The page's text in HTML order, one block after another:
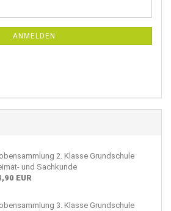
ANMELDEN
2. Klasse Grundschule
und Sachkunde
EUR
3. Klasse Grundschule